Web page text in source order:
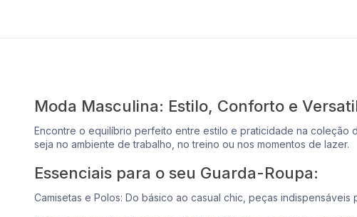
Moda Masculina: Estilo, Conforto e
Encontre o equilíbrio perfeito entre estilo e praticidade na coleção
seja no ambiente de trabalho, no treino ou nos momentos de lazer.
Essenciais para o seu Guarda-Roupa:
Camisetas e Polos: Do básico ao casual chic, peças indispensáveis